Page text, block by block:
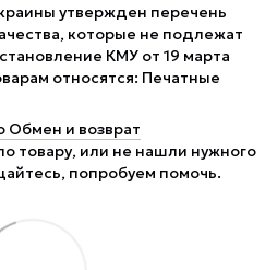
утвержден перечень
которые не подлежат
КМУ от 19 марта
относятся: Печатные
и возврат
товару, или не нашли нужного
попробуем помочь.